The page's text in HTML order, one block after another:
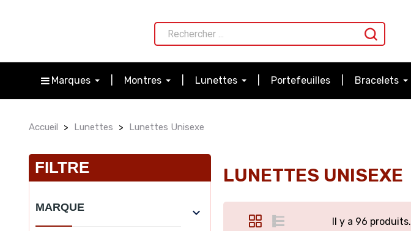
Marques Montres Lunettes Portefeuilles Bracelets
Accueil Lunettes Lunettes Unisexe
FILTRE
MARQUE 
LUNETTES UNISEXE
Il y a 96 produits.